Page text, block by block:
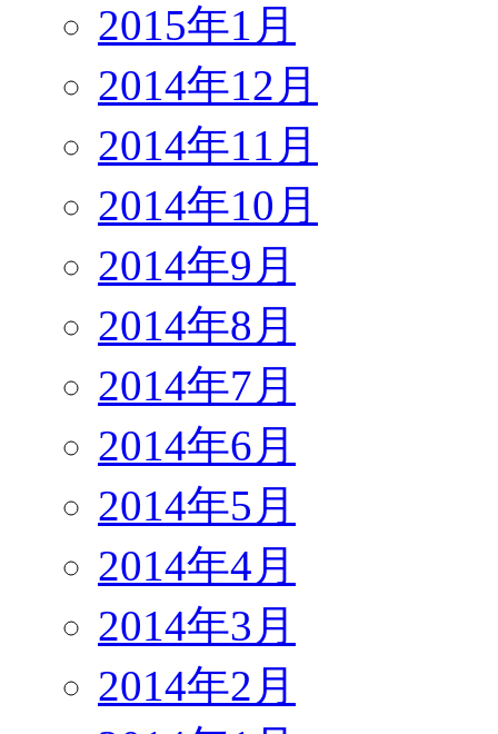
2015年1月
2014年12月
2014年11月
2014年10月
2014年9月
2014年8月
2014年7月
2014年6月
2014年5月
2014年4月
2014年3月
2014年2月